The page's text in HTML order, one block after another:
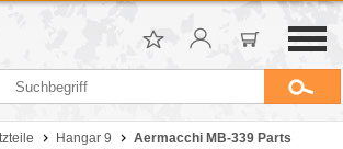
Hangar 9 Aermacchi MB-339 Parts